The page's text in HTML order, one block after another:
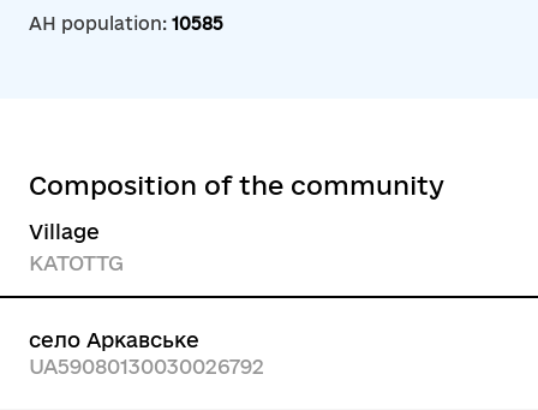
AH population: 10585
Composition of the community
Village
KATOTTG
село Аркавське
UA59080130030026792